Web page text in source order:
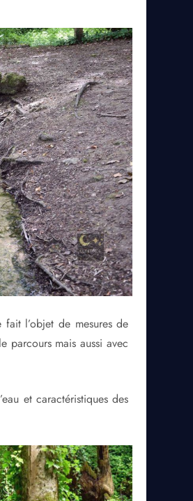
l’objet de mesures de
parcours mais aussi avec
et caractéristiques des